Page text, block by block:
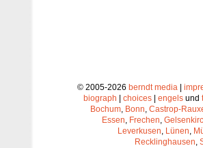
© 2005-2026 berndt media|
biograph
choices engels und
Bochum, Bonn, Castrop-
Essen, Frechen,
Leverkusen, Lünen,
Recklinghausen,